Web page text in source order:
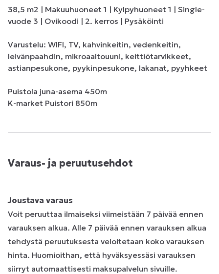
38,5 m2 | Makuuhuoneet 1 | Kylpyhuoneet 1 | Single-
vuode 3 | Ovikoodi | 2. kerros | Pysäköinti
Varustelu: WIFI, TV, kahvinkeitin, vedenkeitin,
leivänpaahdin, mikroaaltouuni, keittiötarvikkeet,
astianpesukone, pyykinpesukone, lakanat, pyyhkeet
Puistola juna-asema 450m
K-market Puistori 850m
Varaus- ja peruutusehdot
Joustava varaus
Voit peruuttaa ilmaiseksi viimeistään 7 päivää ennen
varauksen alkua. Alle 7 päivää ennen varauksen alkua
tehdystä peruutuksesta veloitetaan koko varauksen
hinta. Huomioithan, että hyväksyessäsi varauksen
siirryt automaattisesti maksupalvelun sivuille.